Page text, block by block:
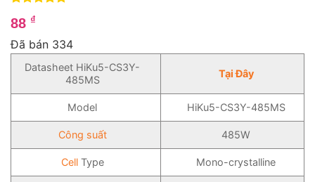
trên 5
dựa trên
88 ₫
Đã bán 334
Datasheet HiKu5-CS3Y-
485MS
Tại Đây
Model HiKu5-CS3Y-485MS
Công suất 485W
CellType Mono-crystalline